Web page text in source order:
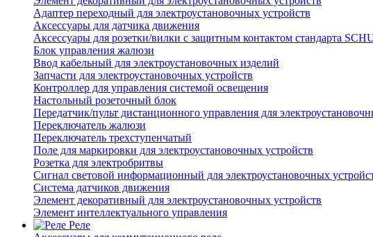
Адаптер переходный для электроустановочных устройств
Аксессуары для датчика движения
Аксессуары для розетки/вилки с защитным контактом стандарта
Блок управления жалюзи
Ввод кабельный для электроустановочных изделий
Запчасти для электроустановочных устройств
Контроллер для управления системой освещения
Настольный розеточный блок
Передатчик/пульт дистанционного управления для
Переключатель жалюзи
Переключатель трехступенчатый
Поле для маркировки для электроустановочных устройств
Розетка для электробритвы
Сигнал световой информационный для электроустановочных
Система датчиков движения
Элемент декоративный для электроустановочных устройств
Элемент интеллектуального управления
Реле